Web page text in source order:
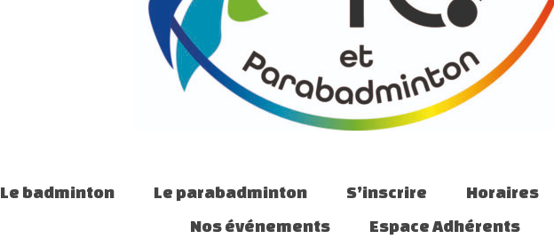
Le badminton Le parabadminton S’inscrire Horaires
Nos événements
Espace Adhérents